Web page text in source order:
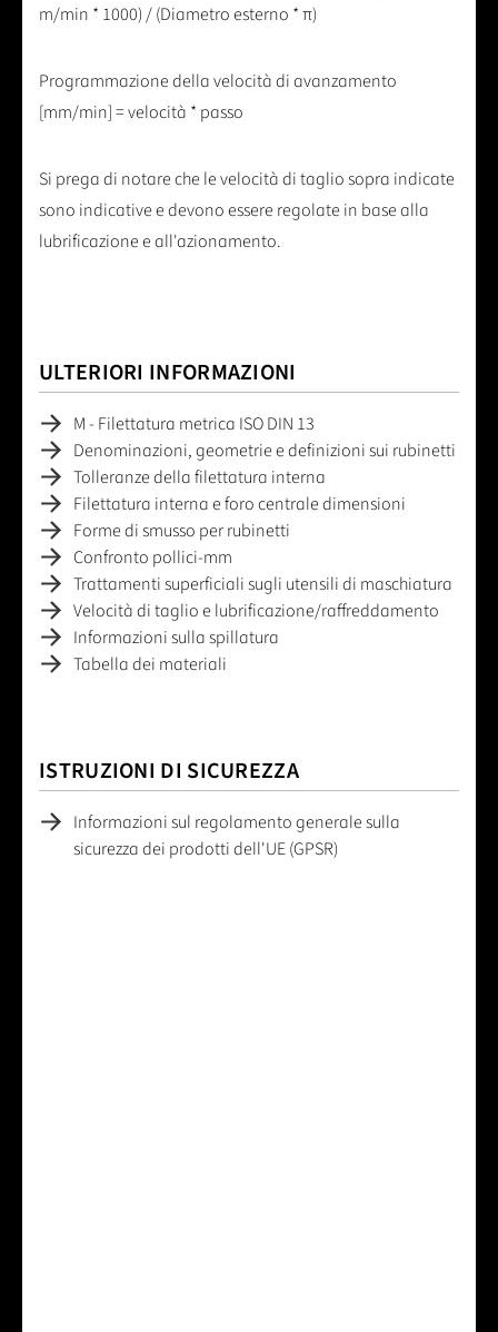
m/min * 1000) / (Diametro esterno * π)
Programmazione della velocità di avanzamento
[mm/min] = velocità * passo
Si prega di notare che le velocità di taglio sopra indicate
sono indicative e devono essere regolate in base alla
lubrificazione e all'azionamento.
ULTERIORI INFORMAZIONI
M - Filettatura metrica ISO DIN 13
Denominazioni, geometrie e definizioni sui rubinetti
Tolleranze della filettatura interna
Filettatura interna e foro centrale dimensioni
Forme di smusso per rubinetti
Confronto pollici-mm
Trattamenti superficiali sugli utensili di maschiatura
Velocità di taglio e lubrificazione/raffreddamento
Informazioni sulla spillatura
Tabella dei materiali
ISTRUZIONI DI SICUREZZA
Informazioni sul regolamento generale sulla
sicurezza dei prodotti dell'UE (GPSR)